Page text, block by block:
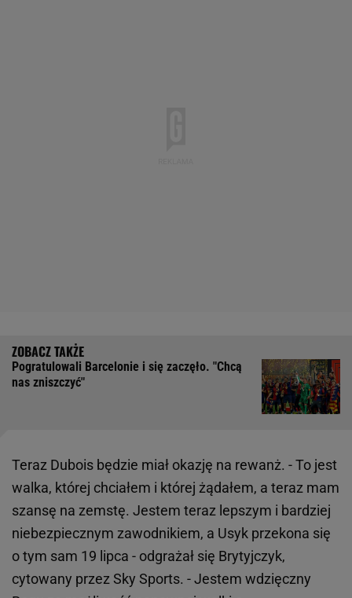
Pogratulowali Barcelonie i się zaczęło. "Chcą
nas zniszczyć"
Teraz Dubois będzie miał okazję na rewanż. - To jest
walka, której chciałem i której żądałem, a teraz mam
szansę na zemstę. Jestem teraz lepszym i bardziej
niebezpiecznym zawodnikiem, a Usyk przekona się
o tym sam 19 lipca - odgrażał się Brytyjczyk,
cytowany przez Sky Sports. - Jestem wdzięczny